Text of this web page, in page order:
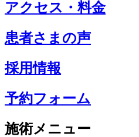
アクセス・料金
患者さまの声
採用情報
予約フォーム
施術メニュー